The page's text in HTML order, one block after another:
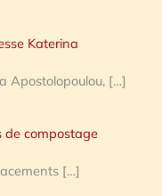
Katerina
Apostolopoulou, […]
de compostage
[…]